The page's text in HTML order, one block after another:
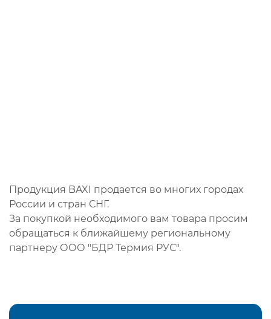
Продукция BAXI продается во многих городах
России и стран СНГ.
За покупкой необходимого вам товара просим
обращаться к ближайшему региональному
партнеру ООО "БДР Термия РУС".